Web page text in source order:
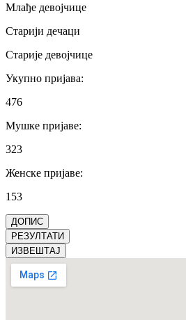
Млађе девојчице
Старији дечаци
Старије девојчице
Укупно пријава:
476
Мушке пријаве:
323
Женске пријаве:
153
ДОПИС
РЕЗУЛТАТИ
ИЗВЕШТАЈ